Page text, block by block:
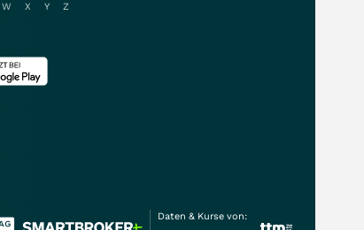
W X Y
Z
Daten & Kurse von: